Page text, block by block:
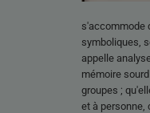
s'accommode
symboliques,
appelle
mémoire
groupes ;
et à personne,